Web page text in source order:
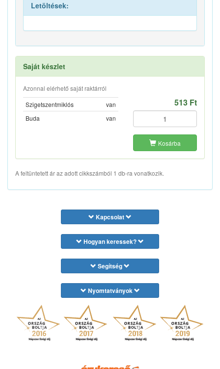
Letöltések:
Saját készlet
Azonnal elérhető saját raktárról
Szigetszentmiklós
van
Buda
van
513 Ft
Kosárba
A feltüntetett ár az adott cikkszámból 1 db-ra vonatkozik.
Kapcsolat
Hogyan keressek?
Segítség
Nyomtatványok